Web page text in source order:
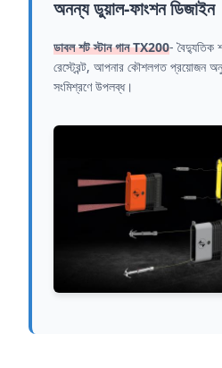
অনন্য ডুয়াল-ফাংশন ডিজাইন
ডাবল শট স্টান গান TX200- বৈদ্যুতিক
রেস্ট্রেন্ট, আপনার কৌশলগত প্রয়োজন
সংমিশ্রণে উপলব্ধ।